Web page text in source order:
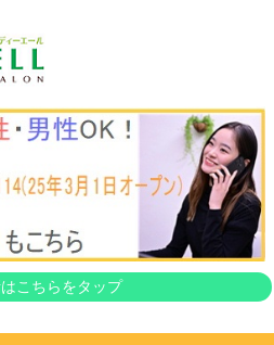
こちらをタップ